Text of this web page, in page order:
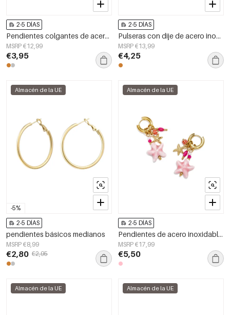
2-5 DÍAS
Pendientes colgantes de acero inoxidable con forma de corazón, sencillos, de la serie Daily Simple, joyería para mujer.
MSRP €12,99
€3,95
2-5 DÍAS
Pulseras con dije de acero inoxidable chapadas en oro de 14 quilates, diseño de corazón, estilo sencillo para uso diario, serie Simple. Joyería para mujer.
MSRP €13,99
€4,25
-5%
Almacén de la UE
2-5 DÍAS
pendientes básicos medianos
MSRP €8,99
€2,80 €2,95
Almacén de la UE
2-5 DÍAS
Pendientes de acero inoxidable con cuentas y forma de estrella de mar, de la serie &quot;Vacaciones Diarias Románticas&quot; para mujer.
MSRP €17,99
€5,50
Almacén de la UE Almacén de la UE